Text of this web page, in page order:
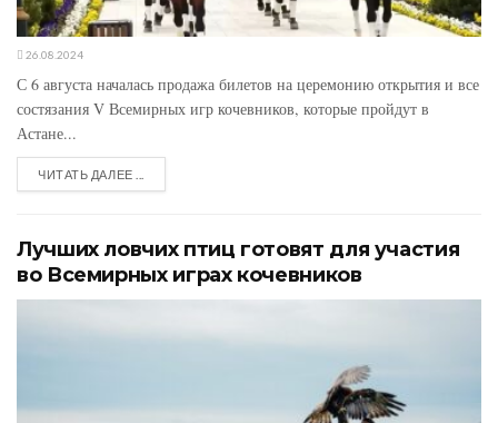
26.08.2024
С 6 августа началась продажа билетов на церемонию открытия и все
состязания V Всемирных игр кочевников, которые пройдут в
Астане...
ЧИТАТЬ ДАЛЕЕ ...
Лучших ловчих птиц готовят для участия
во Всемирных играх кочевников